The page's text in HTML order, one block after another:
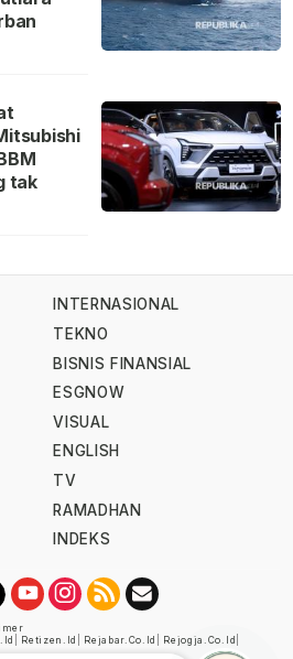
tak
INTERNASIONAL
TEKNO
BISNIS FINANSIAL
ESGNOW
VISUAL
ENGLISH
TV
RAMADHAN
INDEKS
Retizen.id Rejabar.co.id Rejogja.co.id